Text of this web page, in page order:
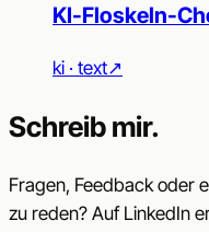
KI-Floskeln-
ki · text↗︎
Schreib mir.
Fragen, Feedback oder
zu reden? Auf LinkedIn